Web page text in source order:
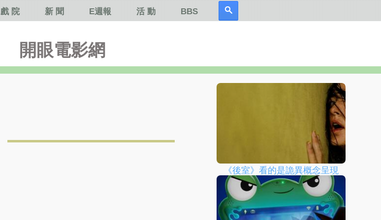
開眼電影網
戲 院 新 聞 E週報 活 動 BBS
《後室》看的是詭異概念呈現